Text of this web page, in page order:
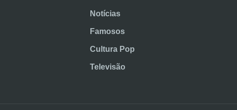
Notícias
Famosos
Cultura Pop
Televisão